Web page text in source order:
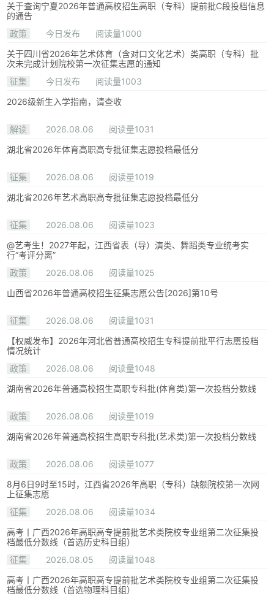
关于查询宁夏2026年普通高校招生高职（专科）提前批C段投档信息
的通告
政策
今日发布
阅读量1000
关于四川省2026年艺术体育（含对口文化艺术）类高职（专科）批
次未完成计划院校第一次征集志愿的通知
征集
今日发布
阅读量1003
2026级新生入学指南，请查收
解读 2026.08.06
阅读量1031
湖北省2026年体育高职高专批征集志愿投档最低分
征集 2026.08.06
阅读量1019
湖北省2026年艺术高职高专批征集志愿投档最低分
征集 2026.08.06
阅读量1023
@艺考生！2027年起，江西省表（导）演类、舞蹈类专业统考实
行“考评分离”
政策
2026.08.06
阅读量1025
山西省2026年普通高校招生征集志愿公告[2026]第10号
征集 2026.08.06
阅读量1031
【权威发布】2026年河北省普通高校招生专科提前批平行志愿投档
情况统计
政策
2026.08.06
阅读量1048
湖南省2026年普通高校招生高职专科批(体育类)第一次投档分数线
政策 2026.08.06
阅读量1019
湖南省2026年普通高校招生高职专科批(艺术类)第一次投档分数线
政策 2026.08.06
阅读量1077
8月6日9时至15时，江西省2026年高职（专科）缺额院校第一次网
上征集志愿
征集
2026.08.06
阅读量1034
高考丨广西2026年高职高专提前批艺术类院校专业组第二次征集投
档最低分数线（首选历史科目组）
征集
2026.08.05
阅读量1048
高考丨广西2026年高职高专提前批艺术类院校专业组第二次征集投
档最低分数线（首选物理科目组）